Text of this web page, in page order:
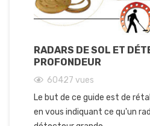
RADARS DE SOL ET
PROFONDEUR
60427 vues
Le but de ce guide est de
en vous indiquant ce qu'un